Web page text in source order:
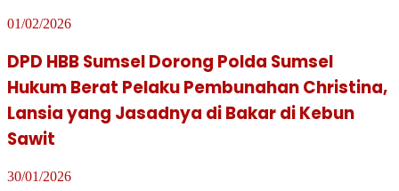
01/02/2026
DPD HBB Sumsel Dorong Polda Sumsel
Hukum Berat Pelaku Pembunahan Christina,
Lansia yang Jasadnya di Bakar di Kebun
Sawit
30/01/2026